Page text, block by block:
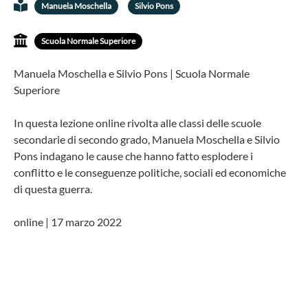
Manuela Moschella Silvio Pons
Scuola Normale Superiore
Manuela Moschella e Silvio Pons | Scuola Normale
Superiore
In questa lezione online rivolta alle classi delle scuole
secondarie di secondo grado, Manuela Moschella e Silvio
Pons indagano le cause che hanno fatto esplodere i
conflitto e le conseguenze politiche, sociali ed economiche
di questa guerra.
online | 17 marzo 2022